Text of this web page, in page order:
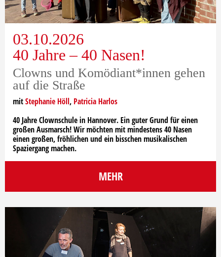
03.10.2026
40 Jahre – 40 Nasen!
Clowns und Komödiant*innen gehen
auf die Straße
mitStephanie Höll, Patricia Harlos
40 Jahre Clownschule in Hannover. Ein guter Grund für einen
großen Ausmarsch! Wir möchten mit mindestens 40 Nasen
einen großen, fröhlichen und ein bisschen musikalischen
Spaziergang machen.
MEHR